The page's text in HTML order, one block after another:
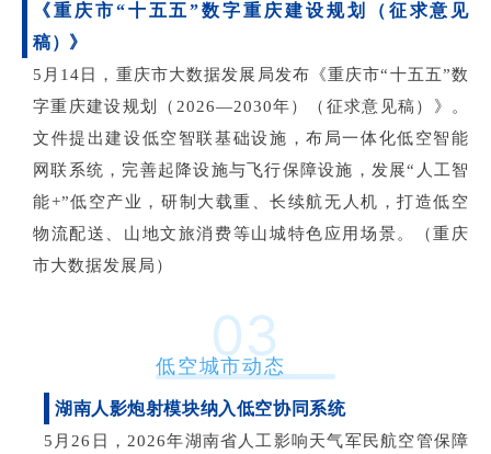
《重庆市“十五五”数字重庆建设规划（征求意见
稿）》
5月14日，重庆市大数据发展局发布《重庆市“十五五”数
字重庆建设规划（2026—2030年）（征求意见稿）》。
文件提出建设低空智联基础设施，布局一体化低空智能
网联系统，完善起降设施与飞行保障设施，发展“人工智
能+”低空产业，研制大载重、长续航无人机，打造低空
物流配送、山地文旅消费等山城特色应用场景。（重庆
市大数据发展局）
03
低空城市动态
湖南人影炮射模块纳入低空协同系统
5月26日，2026年湖南省人工影响天气军民航空管保障